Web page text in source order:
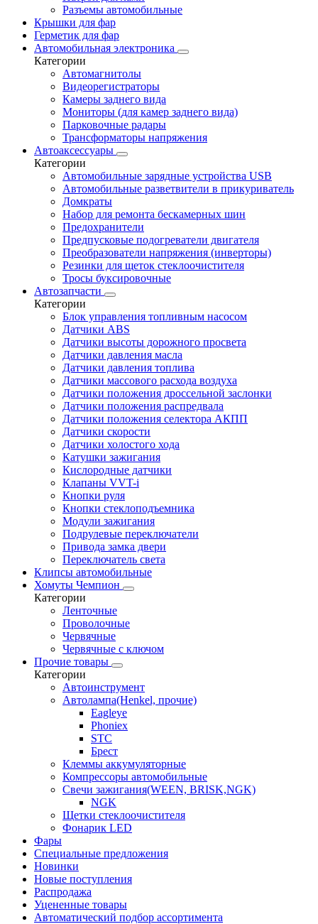
Разъемы автомобильные
Крышки для фар
Герметик для фар
Автомобильная электроника
Категории
Автомагнитолы
Видеорегистраторы
Камеры заднего вида
Мониторы (для камер заднего вида)
Парковочные радары
Трансформаторы напряжения
Автоаксессуары
Категории
Автомобильные зарядные устройства USB
Автомобильные разветвители в прикуриватель
Домкраты
Набор для ремонта бескамерных шин
Предохранители
Предпусковые подогреватели двигателя
Преобразователи напряжения (инверторы)
Резинки для щеток стеклоочистителя
Тросы буксировочные
Автозапчасти
Категории
Блок управления топливным насосом
Датчики ABS
Датчики высоты дорожного просвета
Датчики давления масла
Датчики давления топлива
Датчики массового расхода воздуха
Датчики положения дроссельной заслонки
Датчики положения распредвала
Датчики положения селектора АКПП
Датчики скорости
Датчики холостого хода
Катушки зажигания
Кислородные датчики
Клапаны VVT-i
Кнопки руля
Кнопки стеклоподъемника
Модули зажигания
Подрулевые переключатели
Привода замка двери
Переключатель света
Клипсы автомобильные
Хомуты Чемпион
Категории
Ленточные
Проволочные
Червячные
Червячные с ключом
Прочие товары
Категории
Автоинструмент
Автолампа(Henkel, прочие)
Eagleye
Phoniex
STC
Брест
Клеммы аккумуляторные
Компрессоры автомобильные
Свечи зажигания(WEEN, BRISK,NGK)
NGK
Щетки стеклоочистителя
Фонарик LED
Фары
Специальные предложения
Новинки
Новые поступления
Распродажа
Уцененные товары
Автоматический подбор ассортимента